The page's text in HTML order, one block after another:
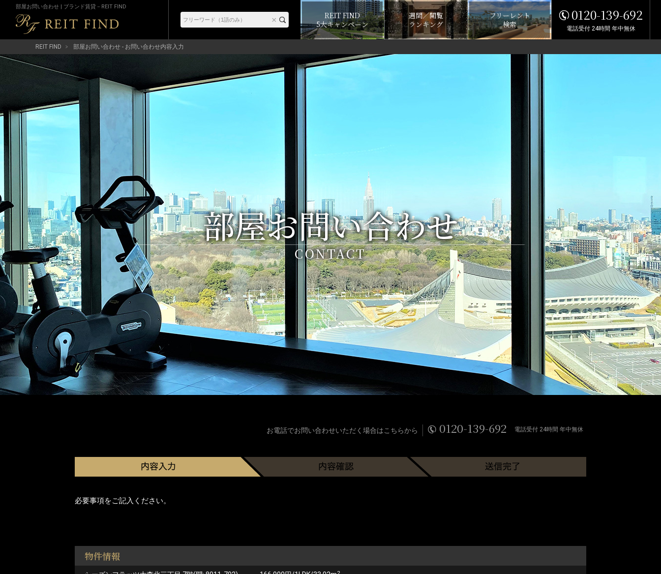
部屋お問い合わせ | ブランド賃貸－REIT FIND
REIT FIND
5大キャンペーン
週間／閲覧
ランキング
フリーレント
検索
0120-139-692
電話受付 24時間 年中無休
REIT FIND 部屋お問い合わせ - お問い合わせ内容入力
部屋お問い合わせ
CONTACT
お電話でお問い合わせいただく場合はこちらから 0120-139-692 電話受付 24時間 年中無休
必要事項をご記入ください。
物件情報